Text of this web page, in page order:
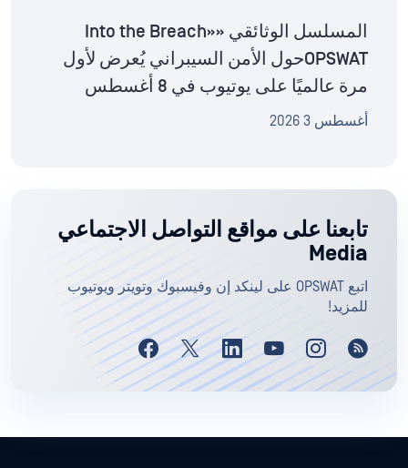
المسلسل الوثائقي «Into the Breach»
OPSWATحول الأمن السيبراني يُعرض لأول
مرة عالميًا على يوتيوب في 8 أغسطس
أغسطس 3 2026
تابعنا على مواقع التواصل الاجتماعي
Media
اتبع OPSWAT على لينكد إن وفيسبوك وتويتر ويوتيوب
للمزيد!